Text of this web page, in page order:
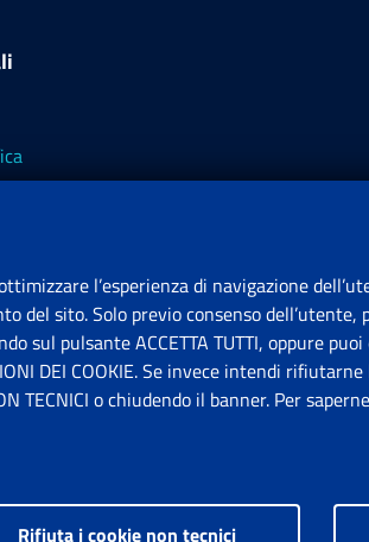
l’esperienza di navigazione
del sito. Solo previo consenso
sul pulsante ACCETTA TUTTI, oppure
DEI COOKIE. Se invece intendi
TECNICI o chiudendo il banner. Per
Rifiuta i cookie non tecnici